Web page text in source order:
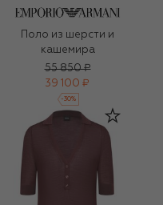
Поло из шерсти и
кашемира
55 850 ₽
39 100 ₽
-30%